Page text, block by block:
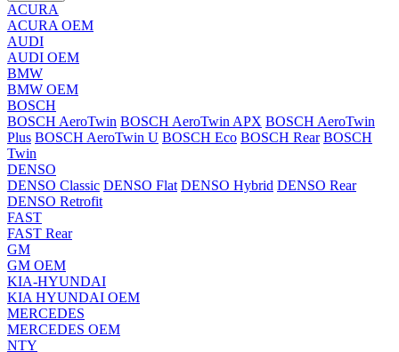
ACURA
ACURA OEM
AUDI
AUDI OEM
BMW
BMW OEM
BOSCH
BOSCH AeroTwin BOSCH AeroTwin APX BOSCH AeroTwin
Plus BOSCH AeroTwin U BOSCH Eco BOSCH Rear BOSCH
Twin
DENSO
DENSO Classic DENSO Flat DENSO Hybrid DENSO Rear
DENSO Retrofit
FAST
FAST Rear
GM
GM OEM
KIA-HYUNDAI
KIA HYUNDAI OEM
MERCEDES
MERCEDES OEM
NTY